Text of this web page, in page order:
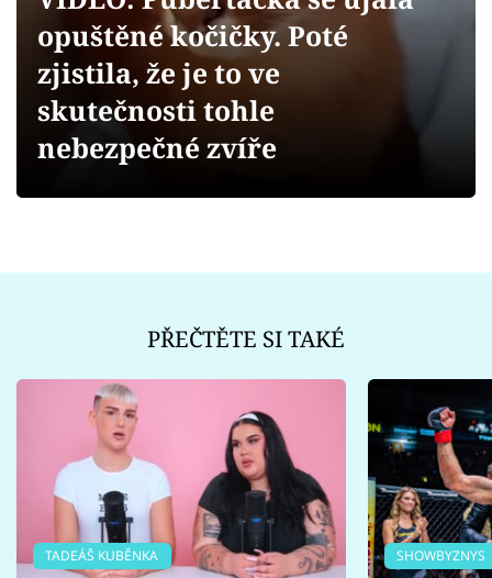
Videa
Sledujte prima+
opuštěné kočičky. Poté
zjistila, že je to ve
skutečnosti tohle
nebezpečné zvíře
PŘEČTĚTE SI TAKÉ
TADEÁŠ KUBĚNKA SHOWBYZNYS